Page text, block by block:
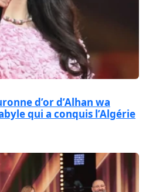
d’or d’Alhan wa
qui a conquis l’Algérie